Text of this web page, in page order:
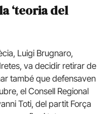
‘teoria del
Luigi Brugnaro,
va decidir retirar de
també que defensaven
el Consell Regional
Toti, del partit Força